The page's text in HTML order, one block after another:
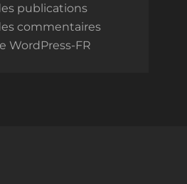
publications
commentaires
WordPress-FR